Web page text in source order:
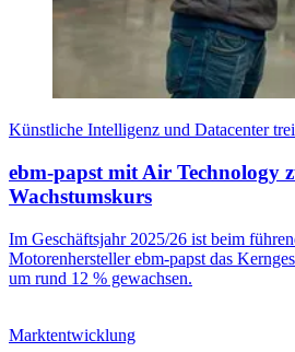
Künstliche Intelligenz und Datacenter
ebm-papst mit Air Technology
Wachstumskurs
Im Geschäftsjahr 2025/26 ist beim
Motorenhersteller ebm-papst das
um rund 12 % gewachsen.
Marktentwicklung